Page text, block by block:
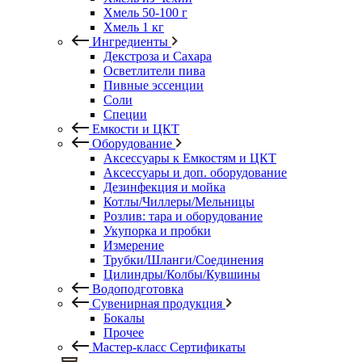
Хмель 50-100 г
Хмель 1 кг
Ингредиенты
Декстроза и Сахара
Осветлители пива
Пивные эссенции
Соли
Специи
Емкости и ЦКТ
Оборудование
Аксессуары к Емкостям и ЦКТ
Аксессуары и доп. оборудование
Дезинфекция и мойка
Котлы/Чиллеры/Мельницы
Розлив: тара и оборудование
Укупорка и пробки
Измерение
Трубки/Шланги/Соединения
Цилиндры/Колбы/Кувшины
Водоподготовка
Сувенирная продукция
Бокалы
Прочее
Мастер-класс Сертификаты